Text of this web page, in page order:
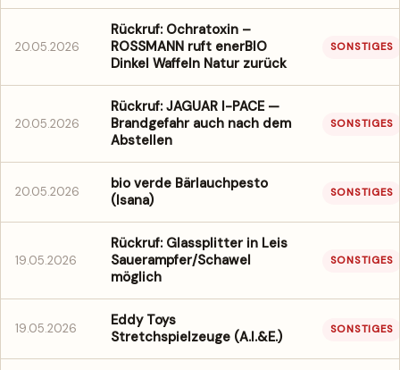
20.05.2026
Rückruf: Ochratoxin –
ROSSMANN ruft enerBIO
Dinkel Waffeln Natur zurück
SONSTIGES
20.05.2026
Rückruf: JAGUAR I-PACE —
Brandgefahr auch nach dem
Abstellen
SONSTIGES
20.05.2026
bio verde Bärlauchpesto
(Isana)
SONSTIGES
19.05.2026
Rückruf: Glassplitter in Leis
Sauerampfer/Schawel
möglich
SONSTIGES
19.05.2026
Eddy Toys
Stretchspielzeuge (A.I.&E.)
SONSTIGES